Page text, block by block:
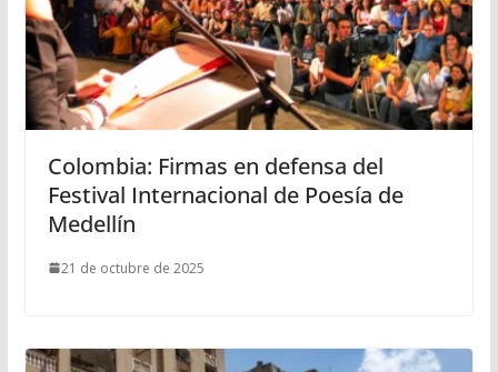
Colombia: Firmas en defensa del
Festival Internacional de Poesía de
Medellín
21 de octubre de 2025